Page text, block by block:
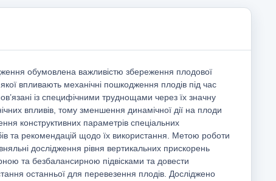
обумовлена важливістю збереження плодової
якої впливають механічні пошкодження плодів під час
із специфічними труднощами через їх значну
впливів, тому зменшення динамічної дії на плоди
конструктивних параметрів спеціальних
та рекомендацій щодо їх використання. Метою роботи
дослідження рівня вертикальних прискорень
та безбалансирною підвісками та довести
останньої для перевезення плодів. Досліджено